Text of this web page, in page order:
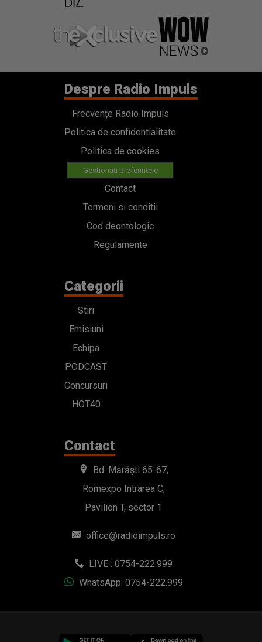
Despre Radio Impuls
Frecvențe Radio Impuls
Politica de confidentialitate
Politica de cookies
Gestionați preferințele
Contact
Termeni si conditii
Cod deontologic
Regulamente
Categorii
Stiri
Emisiuni
Echipa
PODCAST
Concursuri
HOT40
Contact
Bd. Mărăști 65-67,
Romexpo Intrarea C,
Pavilion T, sector 1
office@radioimpuls.ro
LIVE : 0754-222.999
WhatsApp: 0754-222.999